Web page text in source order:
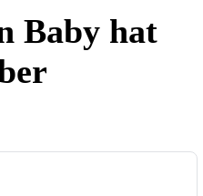
Baby hat